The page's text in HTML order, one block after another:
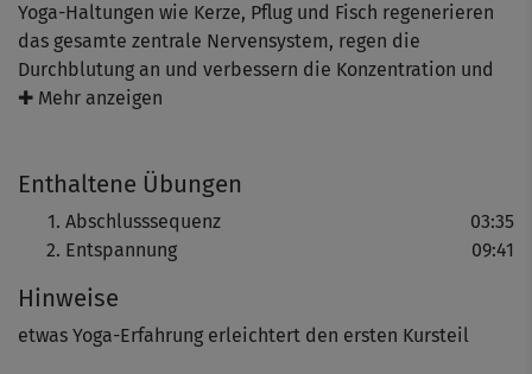
Yoga-Haltungen wie Kerze, Pflug und Fisch regenerieren
das gesamte zentrale Nervensystem, regen die
Durchblutung an und verbessern die Konzentration und
Koordination.
wieder frei. Der entspannende Effekt wird in der
meditativen Schlusssequenz noch verstärkt. Sie lenkt
den Fokus nach innen und auf den tiefen, bewussten
Atem. Geübt wird wahlweise im Schneidersitz oder in der
Savasana-Stellung im Liegen.
✚ Mehr anzeigen
Enthaltene Übungen
Abschlusssequenz
03:35
Entspannung
09:41
Hinweise
etwas Yoga-Erfahrung erleichtert den ersten Kursteil